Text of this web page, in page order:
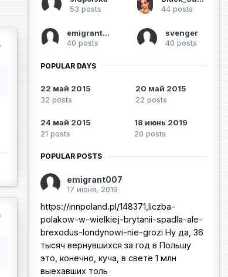
53 posts
44 posts
emigrant007
40 posts
svenger
40 posts
POPULAR DAYS
22 май 2015
32 posts
20 май 2015
22 posts
24 май 2015
21 posts
18 июнь 2019
20 posts
POPULAR POSTS
emigrant007
17 июня, 2019
https://innpoland.pl/148371,liczba-
polakow-w-wielkiej-brytanii-spadla-ale-
brexodus-londynowi-nie-grozi Ну да, 36
тысяч вернувшихся за год в Польшу
это, конечно, куча, в свете 1 млн
выехавших толь